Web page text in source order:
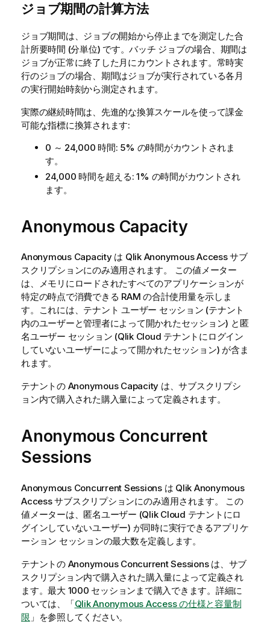
ジョブ期間の計算方法
ジョブ期間は、ジョブの開始から停止までを測定した合
計所要時間 (分単位) です。バッチ ジョブの場合、期間は
ジョブが正常に終了した月にカウントされます。常時実
行のジョブの場合、期間はジョブが実行されている各月
の実行開始時刻から測定されます。
実際の継続時間は、先進的な換算スケールを使って課金
可能な指標に換算されます:
0 ～ 24,000 時間: 5% の時間がカウントされま
す。
24,000 時間を超える: 1% の時間がカウントされ
ます。
Anonymous Capacity
Anonymous Capacityは Qlik Anonymous Accessサブ
スクリプションにのみ適用されます。 この値メーター
は、メモリにロードされたすべてのアプリケーションが
特定の時点で消費できる RAM の合計使用量を示しま
す。
これには、テナント ユーザー セッション (テナント
内のユーザーと管理者によって開かれたセッション) と匿
名ユーザー セッション (Qlik Cloud テナントにログイン
していないユーザーによって開かれたセッション) が含ま
れます。
テナントの Anonymous Capacity は、サブスクリプシ
ョン内で購入された購入量によって定義されます。
Anonymous Concurrent
Sessions
Anonymous Concurrent Sessionsは Qlik Anonymous
Accessサブスクリプションにのみ適用されます。 この
値メーターは、匿名ユーザー (Qlik Cloud テナントにロ
グインしていないユーザー) が同時に実行できるアプリケ
ーション セッションの最大数を定義します。
テナントの Anonymous Concurrent Sessionsは、サブ
スクリプション内で購入された購入量によって定義され
ます。最大 1000 セッションまで購入できます。詳細に
ついては、「Qlik Anonymous Access の仕様と容量制
限 」を参照してください。